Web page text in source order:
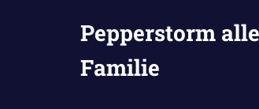
Pepperstorm
Familie